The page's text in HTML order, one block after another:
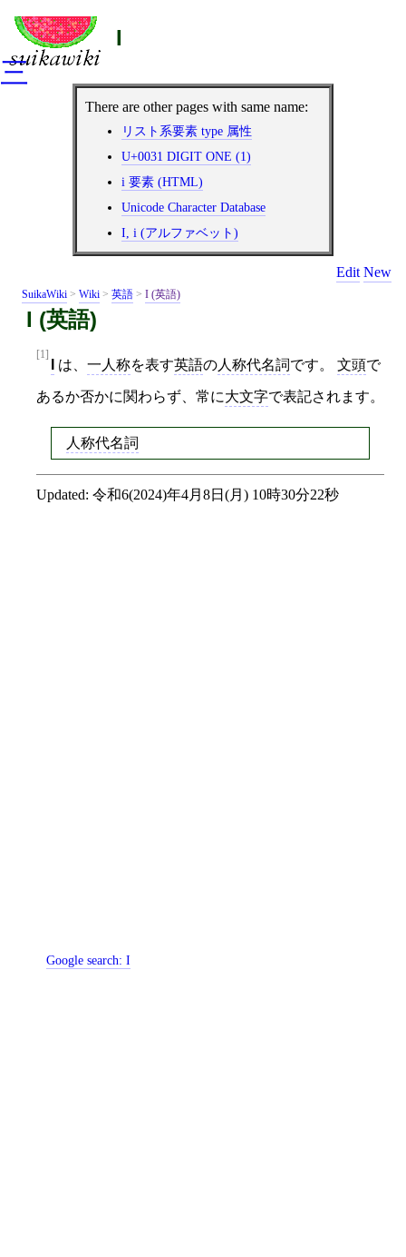
I
There are other pages with same name:
リスト系要素 type 属性
U+0031 DIGIT ONE (1)
i 要素 (HTML)
Unicode Character Database
I, i (アルファベット)
Edit New
SuikaWiki > Wiki > 英語 > I (英語)
I (英語)
[1]
は、 一人称を表す英語の人称代名詞です。 文頭で
あるか否かに関わらず、常に大文字で表記されます。
人称代名詞
Updated: 令和6(2024)年4月8日(月) 10時30分22秒
Google search:I
三